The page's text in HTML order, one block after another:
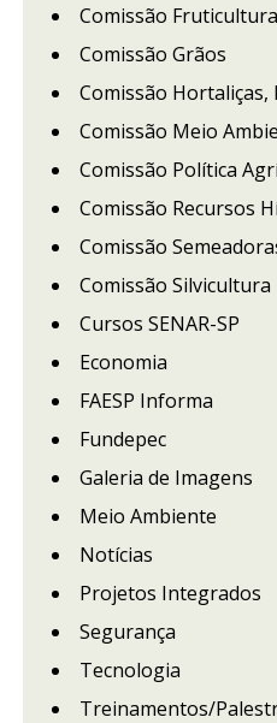
Comissão Fruticultura
Comissão Grãos
Comissão Hortaliças,
Comissão Meio
Comissão Política
Comissão Recursos
Comissão
Comissão Silvicultura
Cursos SENAR-SP
Economia
FAESP Informa
Fundepec
Galeria de Imagens
Meio Ambiente
Notícias
Projetos Integrados
Segurança
Tecnologia
Treinamentos/